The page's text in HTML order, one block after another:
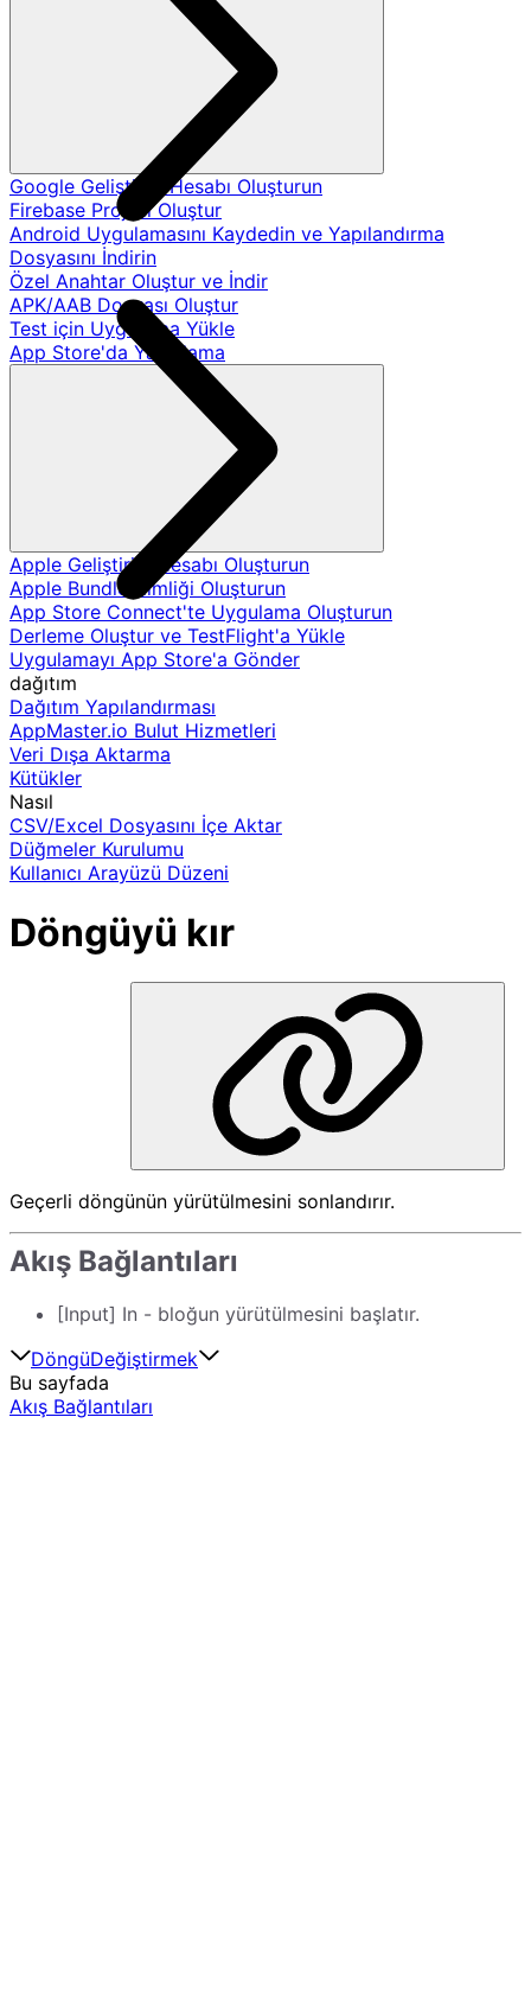
Google Geliştirici Hesabı Oluşturun
Firebase Projesi Oluştur
Android Uygulamasını Kaydedin ve Yapılandırma
Dosyasını İndirin
Özel Anahtar Oluştur ve İndir
APK/AAB Dosyası Oluştur
Test için Uygulama Yükle
App Store'da Yayınlama
Apple Geliştirici Hesabı Oluşturun
Apple Bundle Kimliği Oluşturun
App Store Connect'te Uygulama Oluşturun
Derleme Oluştur ve TestFlight'a Yükle
Uygulamayı App Store'a Gönder
dağıtım
Dağıtım Yapılandırması
AppMaster.io Bulut Hizmetleri
Veri Dışa Aktarma
Kütükler
Nasıl
CSV/Excel Dosyasını İçe Aktar
Düğmeler Kurulumu
Kullanıcı Arayüzü Düzeni
Döngüyü kır
Geçerli döngünün yürütülmesini sonlandırır.
Akış Bağlantıları
[Input] In - bloğun yürütülmesini başlatır.
DöngüDeğiştirmek
Bu sayfada
Akış Bağlantıları